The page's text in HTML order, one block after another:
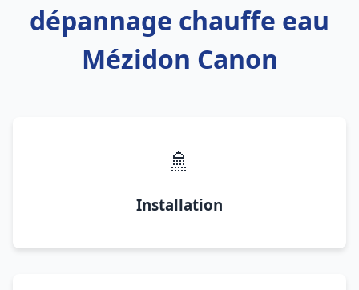
dépannage chauffe eau
Mézidon Canon
🚿
Installation